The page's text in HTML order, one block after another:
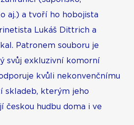
aj.) a tvoří ho hobojista
Lukáš Dittrich a
Patronem souboru je
svůj exkluzivní komorní
kvůli nekonvenčnímu
skladeb, kterým jeho
českou hudbu doma i ve